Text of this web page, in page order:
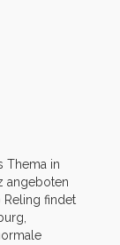
Thema in
angeboten
Reling findet